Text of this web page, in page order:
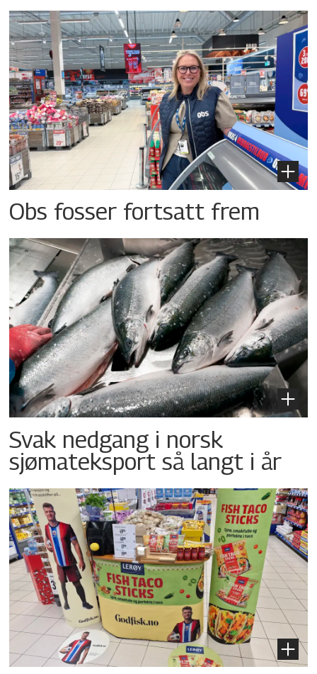
Obs fosser fortsatt frem
Svak nedgang i norsk
sjømateksport så langt i år